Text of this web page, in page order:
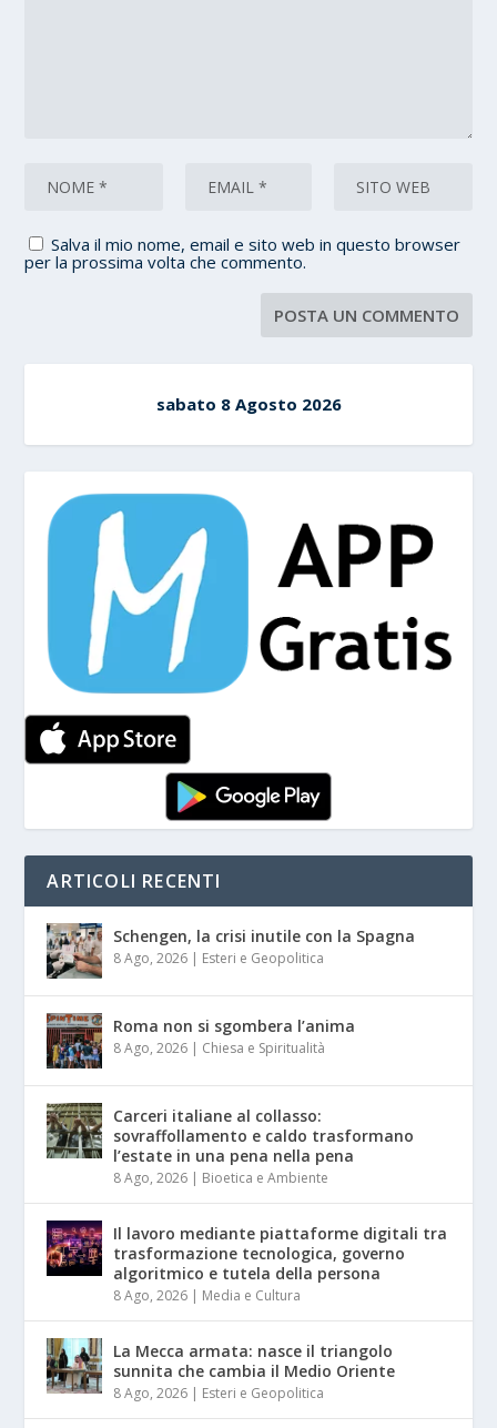
Salva il mio nome, email e sito web in questo browser
per la prossima volta che commento.
sabato 8 Agosto 2026
ARTICOLI RECENTI
Schengen, la crisi inutile con la Spagna
8 Ago, 2026 | Esteri e Geopolitica
Roma non si sgombera l’anima
8 Ago, 2026 | Chiesa e Spiritualità
Carceri italiane al collasso:
sovraffollamento e caldo trasformano
l’estate in una pena nella pena
8 Ago, 2026 | Bioetica e Ambiente
Il lavoro mediante piattaforme digitali tra
trasformazione tecnologica, governo
algoritmico e tutela della persona
8 Ago, 2026 | Media e Cultura
La Mecca armata: nasce il triangolo
sunnita che cambia il Medio Oriente
8 Ago, 2026 | Esteri e Geopolitica